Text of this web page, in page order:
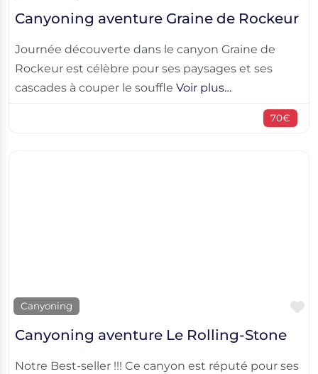
Canyoning aventure Graine de Rockeur
Journée découverte dans le canyon Graine de
Rockeur est célèbre pour ses paysages et ses
cascades à couper le souffle Voir plus…
70€
Canyoning
Canyoning aventure Le Rolling-Stone
Notre Best-seller !!! Ce canyon est réputé pour ses